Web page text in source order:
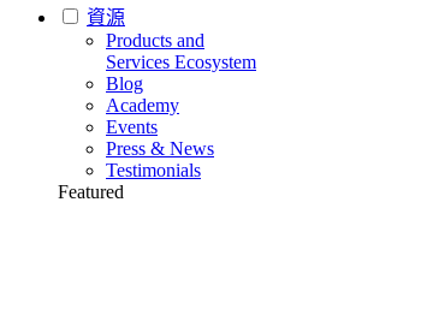
資源
Products and
Services Ecosystem
Blog
Academy
Events
Press & News
Testimonials
Featured